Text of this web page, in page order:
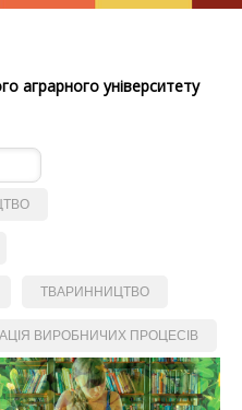
аграрного університету
ТВАРИННИЦТВО
ВИРОБНИЧИХ ПРОЦЕСІВ